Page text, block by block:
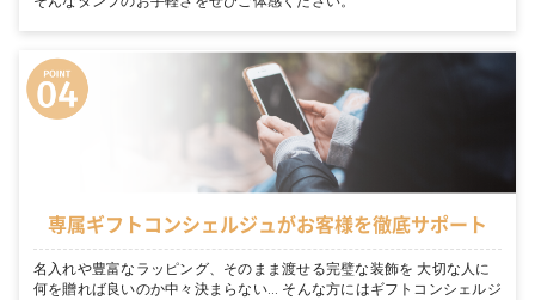
専属ギフトコンシェルジュがお客様を徹底サポート
名入れや豊富なラッピング、そのまま渡せる完璧な装飾を 大切な人に
何を贈れば良いのか中々決まらない… そんな方にはギフトコンシェルジ